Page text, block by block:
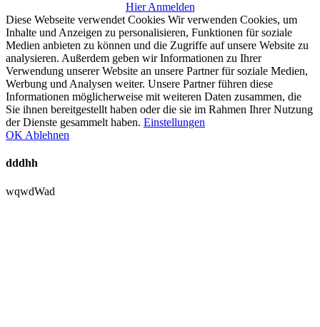
Hier Anmelden
Diese Webseite verwendet Cookies Wir verwenden Cookies, um
Inhalte und Anzeigen zu personalisieren, Funktionen für soziale
Medien anbieten zu können und die Zugriffe auf unsere Website zu
analysieren. Außerdem geben wir Informationen zu Ihrer
Verwendung unserer Website an unsere Partner für soziale Medien,
Werbung und Analysen weiter. Unsere Partner führen diese
Informationen möglicherweise mit weiteren Daten zusammen, die
Sie ihnen bereitgestellt haben oder die sie im Rahmen Ihrer Nutzung
der Dienste gesammelt haben. Einstellungen
OK Ablehnen
dddhh
wqwdWad